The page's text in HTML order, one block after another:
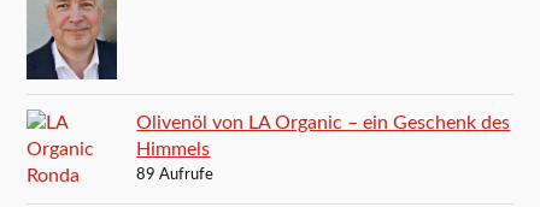
Olivenöl von LA Organic – ein Geschenk des
Himmels
89 Aufrufe